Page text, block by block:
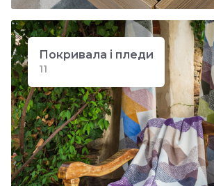
Покривала і пледи
11